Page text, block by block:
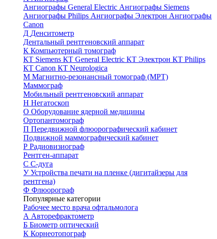
Ангиографы General Electric Ангиографы Siemens
Ангиографы Philips Ангиографы Электрон Ангиографы
Canon
Д Денситометр
Дентальный рентгеновский аппарат
К Компьютерный томограф
КТ Siemens КТ General Electric КТ Электрон КТ Philips
КТ Canon КТ Neurologica
М Магнитно-резонансный томограф (МРТ)
Маммограф
Мобильный рентгеновский аппарат
Н Негатоскоп
О Оборудование ядерной медицины
Ортопантомограф
П Передвижной флюорографический кабинет
Подвижной маммографический кабинет
Р Радиовизиограф
Рентген-аппарат
С С-дуга
УУстройства печати на пленке (дигитайзеры для
рентгена)
Ф Флюорограф
Популярные категории
Рабочее место врача офтальмолога
А Авторефрактометр
Б Биометр оптический
К Корнеотопограф